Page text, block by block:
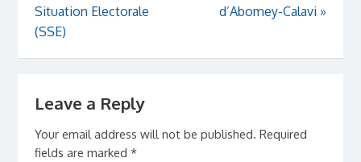
Situation Electorale
(SSE)
d’Abomey-Calavi »
Leave a Reply
Your email address will not be published. Required
fields are marked *